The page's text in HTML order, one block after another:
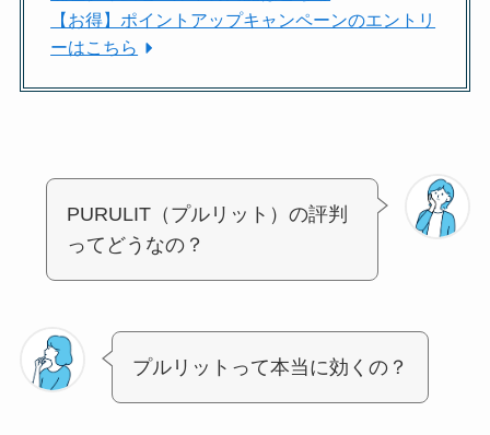
【お得】ポイントアップキャンペーンのエントリ
ーはこちら
PURULIT（プルリット）の評判
ってどうなの？
プルリットって本当に効くの？